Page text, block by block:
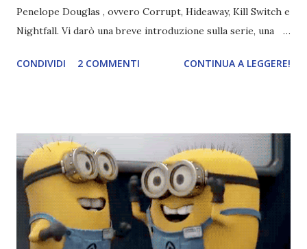
Penelope Douglas , ovvero Corrupt, Hideaway, Kill Switch e
Nightfall. Vi darò una breve introduzione sulla serie, una
e anche un breve commento sui libri singoli. I libri sono in
grande (Devil's Night 1#) Autrice : Penelope Douglas
Pagine: 448 Editore: Newton Compton Editori
Pubblicazione: 10 Gennaio 2023 Traduttore: Laura Lancini
Trama: “Si chiama Michael Crist. È il fratello maggiore del
mio ragazzo ed è come quei film dell'orrore che guardi
coprendoti gli occhi. È bellissimo, forte, e assolutamente
CONDIVIDI 2 COMMENTI CONTINUA A LEGGERE!